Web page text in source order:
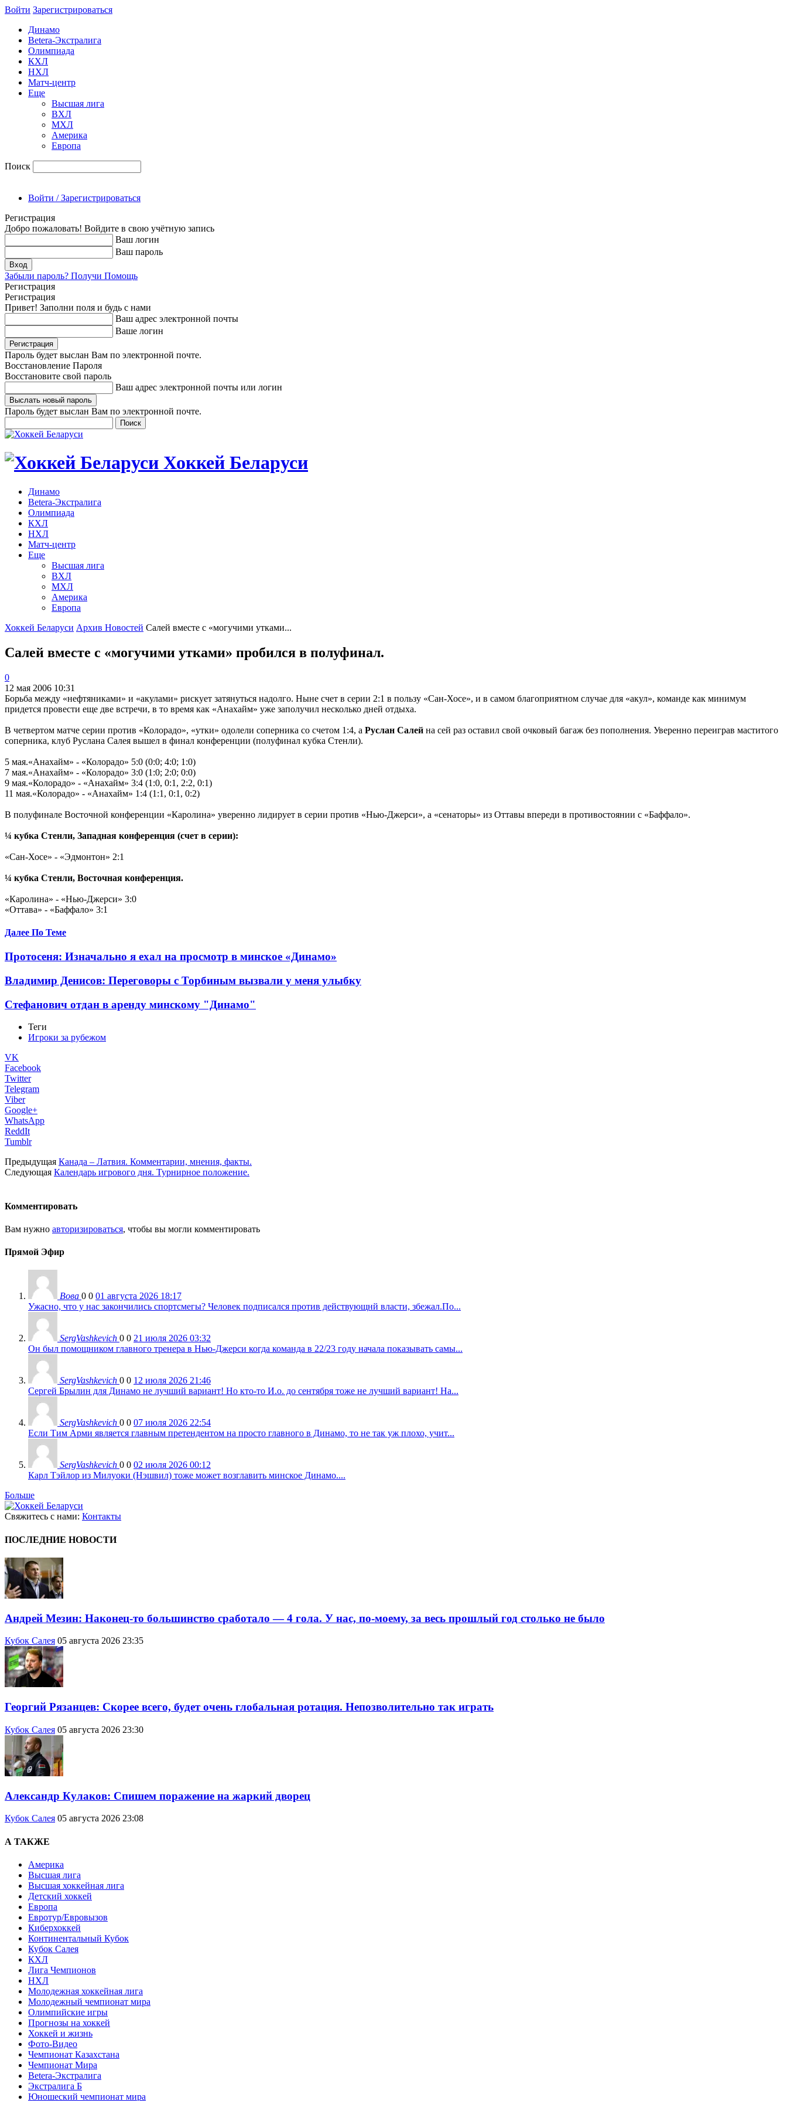
Войти Зарегиcтрироваться
Динамо
Betera-Экстралига
Олимпиада
КХЛ
НХЛ
Матч-центр
Еще
Высшая лига
ВХЛ
МХЛ
Америка
Европа
Поиск
Войти / Зарегистрироваться
Регистрация
Добро пожаловать! Войдите в свою учётную запись
Ваш логин
Ваш пароль
Забыли пароль? Получи Помощь
Регистрация
Регистрация
Привет! Заполни поля и будь с нами
Ваш адрес электронной почты
Ваше логин
Пароль будет выслан Вам по электронной почте.
Восстановление Пароля
Восстановите свой пароль
Ваш адрес электронной почты или логин
Пароль будет выслан Вам по электронной почте.
Хоккей Беларуси
Динамо
Betera-Экстралига
Олимпиада
КХЛ
НХЛ
Матч-центр
Еще
Высшая лига
ВХЛ
МХЛ
Америка
Европа
Хоккей Беларуси Архив Новостей Салей вместе с «могучими утками...
Салей вместе с «могучими утками» пробился в полуфинал.
0
12 мая 2006 10:31
Борьба между «нефтяниками» и «акулами» рискует затянуться надолго. Ныне счет в серии 2:1 в пользу «Сан-Хосе», и в самом благоприятном случае для «акул», команде как минимум
придется провести еще две встречи, в то время как «Анахайм» уже заполучил несколько дней отдыха.
В четвертом матче серии против «Колорадо», «утки» одолели соперника со счетом 1:4, а Руслан Салей на сей раз оставил свой очковый багаж без пополнения. Уверенно переиграв маститого
соперника, клуб Руслана Салея вышел в финал конференции (полуфинал кубка Стенли).
5 мая.«Анахайм» - «Колорадо» 5:0 (0:0; 4:0; 1:0)
7 мая.«Анахайм» - «Колорадо» 3:0 (1:0; 2:0; 0:0)
9 мая.«Колорадо» - «Анахайм» 3:4 (1:0, 0:1, 2:2, 0:1)
11 мая.«Колорадо» - «Анахайм» 1:4 (1:1, 0:1, 0:2)
В полуфинале Восточной конференции «Каролина» уверенно лидирует в серии против «Нью-Джерси», а «сенаторы» из Оттавы впереди в противостоянии с «Баффало».
¼ кубка Стенли, Западная конференция (счет в серии):
«Сан-Хосе» - «Эдмонтон» 2:1
¼ кубка Стенли, Восточная конференция.
«Каролина» - «Нью-Джерси» 3:0
«Оттава» - «Баффало» 3:1
Далее По Теме
Протосеня: Изначально я ехал на просмотр в минское «Динамо»
Владимир Денисов: Переговоры с Торбиным вызвали у меня улыбку
Стефанович отдан в аренду минскому "Динамо"
Теги
Игроки за рубежом
VK
Facebook
Twitter
Telegram
Viber
Google+
WhatsApp
ReddIt
Tumblr
Предыдущая Канада – Латвия. Комментарии, мнения, факты.
Следующая Календарь игрового дня. Турнирное положение.
Комментировать
Вам нужно авторизироваться, чтобы вы могли комментировать
Прямой Эфир
Вова 0 0 01 августа 2026 18:17
Ужасно, что у нас закончились спортсмегы? Человек подписался против действующнй власти, збежал.По...
SergVashkevich 0 0 21 июля 2026 03:32
Он был помощником главного тренера в Нью-Джерси когда команда в 22/23 году начала показывать самы...
SergVashkevich 0 0 12 июля 2026 21:46
Сергей Брылин для Динамо не лучший вариант! Но кто-то И.о. до сентября тоже не лучший вариант! На...
SergVashkevich 0 0 07 июля 2026 22:54
Если Тим Арми является главным претендентом на просто главного в Динамо, то не так уж плохо, учит...
SergVashkevich 0 0 02 июля 2026 00:12
Карл Тэйлор из Милуоки (Нэшвил) тоже может возглавить минское Динамо....
Больше
Свяжитесь с нами: Контакты
ПОСЛЕДНИЕ НОВОСТИ
Андрей Мезин: Наконец-то большинство сработало — 4 гола. У нас, по-моему, за весь прошлый год столько не было
Кубок Салея 05 августа 2026 23:35
Георгий Рязанцев: Скорее всего, будет очень глобальная ротация. Непозволительно так играть
Кубок Салея 05 августа 2026 23:30
Александр Кулаков: Спишем поражение на жаркий дворец
Кубок Салея 05 августа 2026 23:08
А ТАКЖЕ
Америка
Высшая лига
Высшая хоккейная лига
Детский хоккей
Европа
Евротур/Евровызов
Киберхоккей
Континентальный Кубок
Кубок Салея
КХЛ
Лига Чемпионов
НХЛ
Молодежная хоккейная лига
Молодежный чемпионат мира
Олимпийские игры
Прогнозы на хоккей
Хоккей и жизнь
Фото-Видео
Чемпионат Казахстана
Чемпионат Мира
Betera-Экстралига
Экстралига Б
Юношеский чемпионат мира